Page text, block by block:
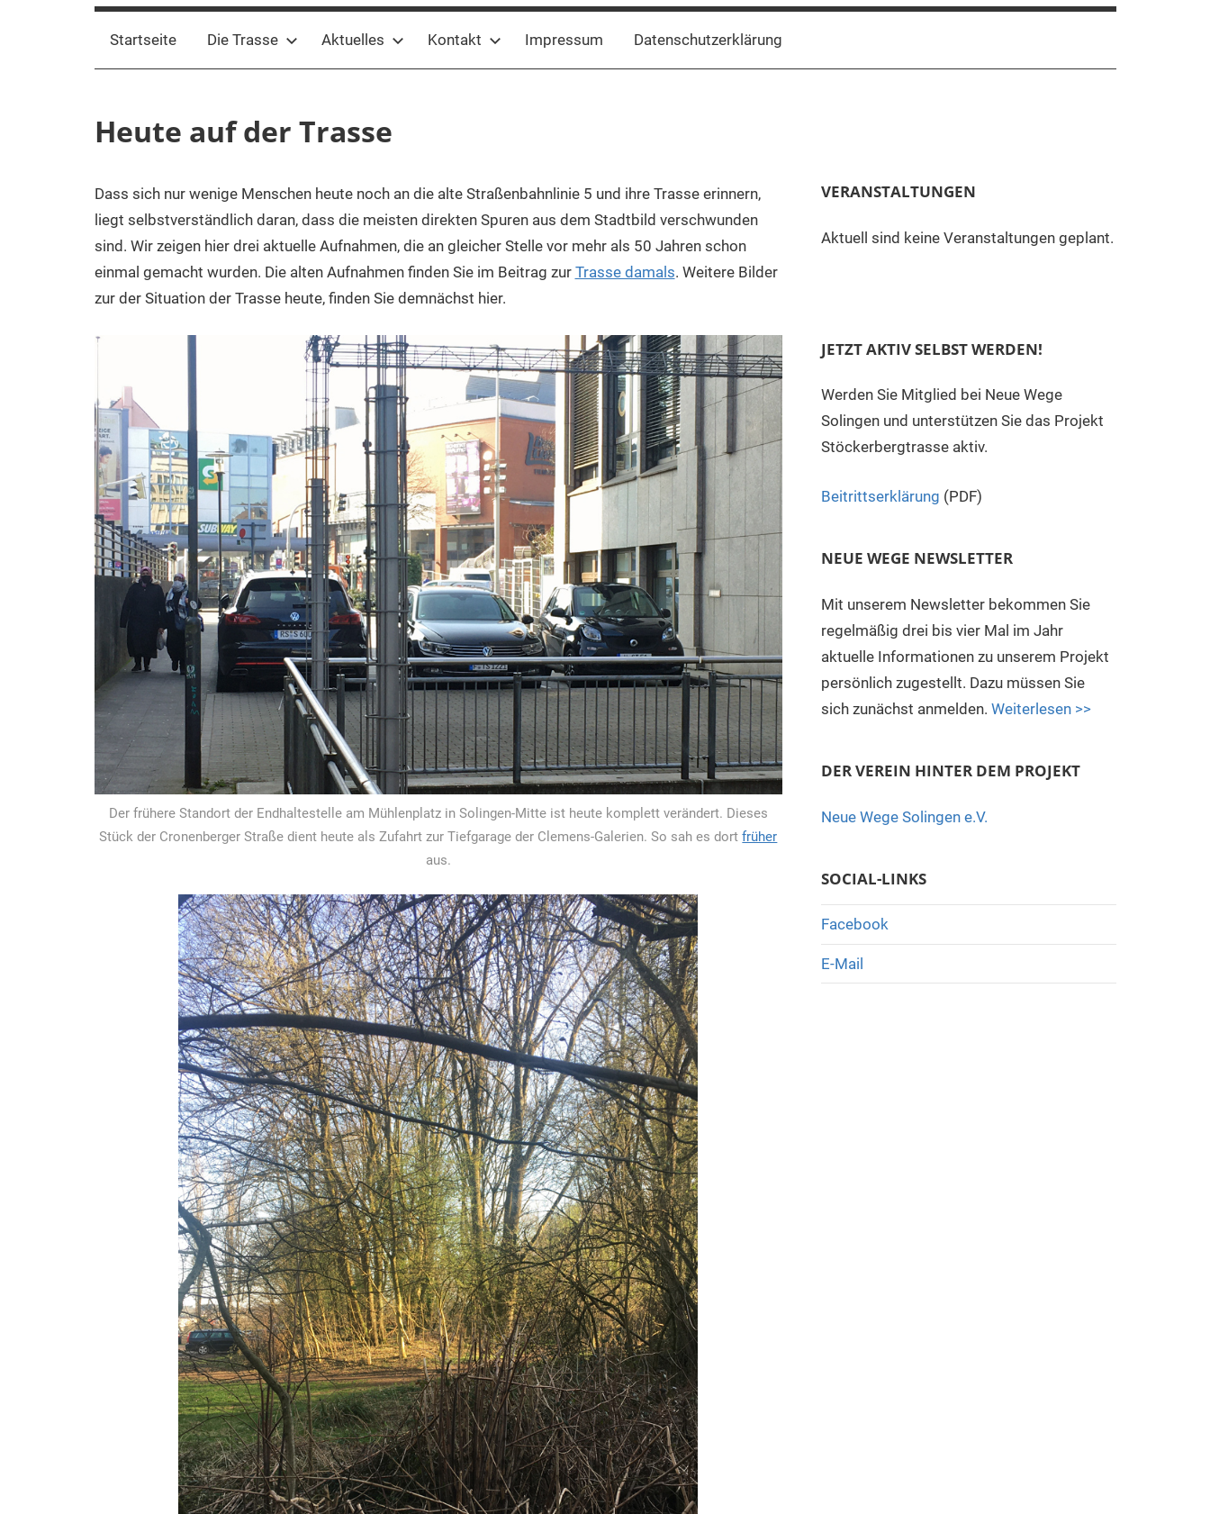
Startseite Die Trasse Aktuelles Kontakt Impressum Datenschutzerklärung
Heute auf der Trasse
19.
April
2021
Webmaster
SBT
Heute ,
Trasse
Dass sich nur wenige Menschen heute noch an die alte Straßenbahnlinie 5 und ihre Trasse erinnern,
liegt selbstverständlich daran, dass die meisten direkten Spuren aus dem Stadtbild verschwunden
sind. Wir zeigen hier drei aktuelle Aufnahmen, die an gleicher Stelle vor mehr als 50 Jahren schon
einmal gemacht wurden. Die alten Aufnahmen finden Sie im Beitrag zur Trasse damals. Weitere Bilder
zur der Situation der Trasse heute, finden Sie demnächst hier.
Der frühere Standort der Endhaltestelle am Mühlenplatz in Solingen-Mitte ist heute komplett verändert. Dieses
Stück der Cronenberger Straße dient heute als Zufahrt zur Tiefgarage der Clemens-Galerien. So sah es dortfrüher
aus.
VERANSTALTUNGEN
Aktuell sind keine Veranstaltungen geplant.
JETZT AKTIV SELBST WERDEN!
Werden Sie Mitglied bei Neue Wege
Solingen und unterstützen Sie das Projekt
Stöckerbergtrasse aktiv.
Beitrittserklärung (PDF)
NEUE WEGE NEWSLETTER
Mit unserem Newsletter bekommen Sie
regelmäßig drei bis vier Mal im Jahr
aktuelle Informationen zu unserem Projekt
persönlich zugestellt. Dazu müssen Sie
sich zunächst anmelden. Weiterlesen >>
DER VEREIN HINTER DEM PROJEKT
Neue Wege Solingen e.V.
SOCIAL-LINKS
Facebook
E-Mail